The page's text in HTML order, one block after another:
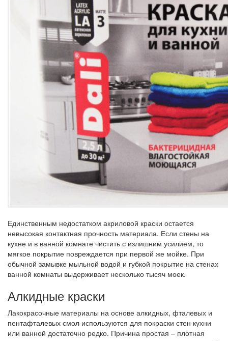
Единственным недостатком акриловой краски остается
невысокая контактная прочность материала. Если стены на
кухне и в ванной комнате чистить с излишним усилием, то
мягкое покрытие повреждается при первой же мойке. При
обычной замывке мыльной водой и губкой покрытие на стенах
ванной комнаты выдерживает несколько тысяч моек.
Алкидные краски
Лакокрасочные материалы на основе алкидных, фталевых и
пентафталевых смол используются для покраски стен кухни
или ванной достаточно редко. Причина простая – плотная